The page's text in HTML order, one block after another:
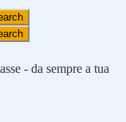
- da sempre a tua